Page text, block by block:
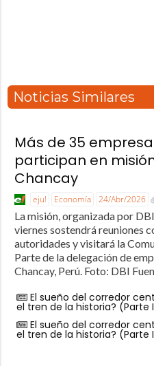
Noticias Similares
Más de 35
participan en
Chancay
eju! Economía 24/Abr/2026
La misión, organizada por
viernes sostendrá reuniones
autoridades y visitará la
Parte de la delegación de
Chancay, Perú. Foto: DBI
El sueño del corredor
el tren de la historia? (Parte
El sueño del corredor
el tren de la historia? (Parte